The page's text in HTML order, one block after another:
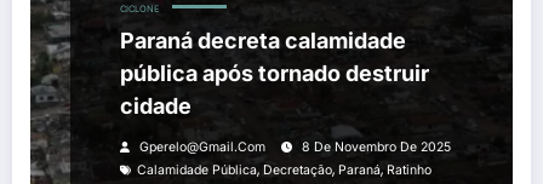
CICLONE
Paraná decreta calamidade
pública após tornado destruir
cidade
Gperelo@gmail.com
8 De Novembro De 2025
Calamidade Pública, Decretação, Paraná, Ratinho